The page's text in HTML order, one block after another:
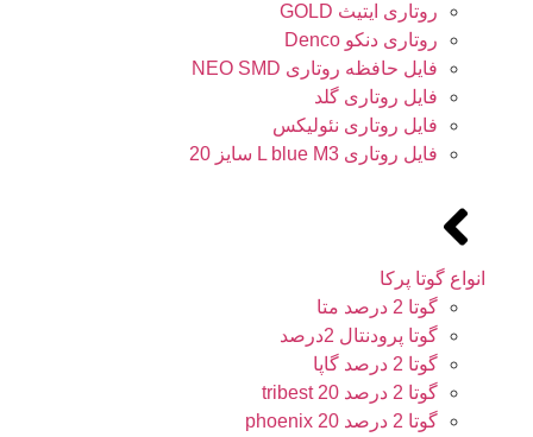
روتاری ایتیث GOLD
روتاری دنکو Denco
فایل حافظه روتاری NEO SMD
فایل روتاری گلد
فایل روتاری نئولیکس
فایل روتاری L blue M3 سایز 20
انواع گوتا پرکا
گوتا 2 درصد متا
گوتا پرودنتال 2درصد
گوتا 2 درصد گاپا
گوتا 2 درصد 20 tribest
گوتا 2 درصد 20 phoenix